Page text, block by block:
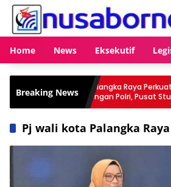
Langsung
konten
Home News Eksekutif
Breaking News
Studi
Gubernur Kalteng
Kolaborasi Cegah
Pj wali kota Palangka Raya